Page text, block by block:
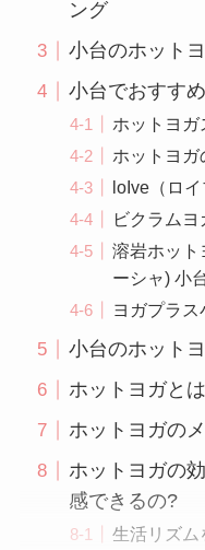
ング
小台のホット
小台でおすす
ホットヨガ
ホットヨ
loIve（ロ
ビクラム
溶岩ホット
ーシャ) 小
ヨガプラス
小台のホット
ホットヨガと
ホットヨガの
ホットヨガの
感できるの?
生活リズム